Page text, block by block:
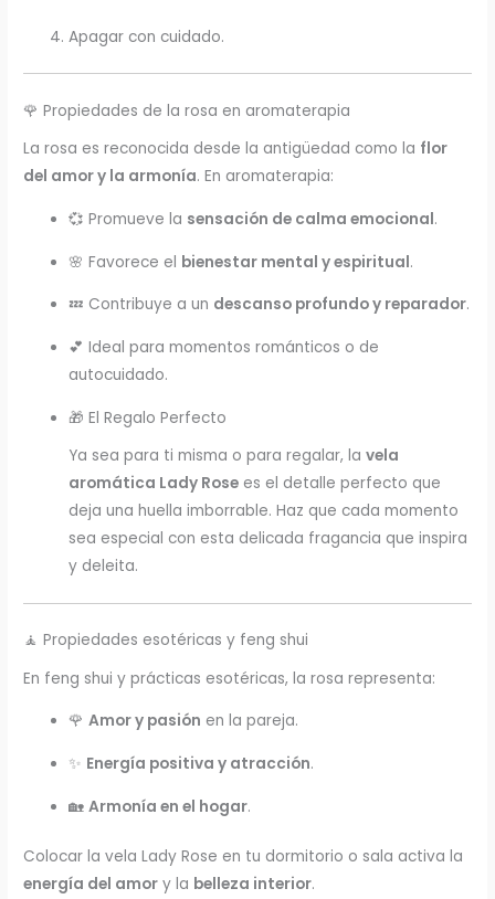
Apagar con cuidado.
🌹 Propiedades de la rosa en aromaterapia
La rosa es reconocida desde la antigüedad como la flor
del amor y la armonía. En aromaterapia:
💞 Promueve la sensación de calma emocional.
🌸 Favorece el bienestar mental y espiritual.
💤 Contribuye a un descanso profundo y reparador.
💕 Ideal para momentos románticos o de
autocuidado.
🎁 El Regalo Perfecto
Ya sea para ti misma o para regalar, lavela
aromática Lady Rose es el detalle perfecto que
deja una huella imborrable. Haz que cada momento
sea especial con esta delicada fragancia que inspira
y deleita.
🧘 Propiedades esotéricas y feng shui
En feng shui y prácticas esotéricas, la rosa representa:
🌹Amor y pasión en la pareja.
✨ Energía positiva y atracción.
🏡Armonía en el hogar.
Colocar la vela Lady Rose en tu dormitorio o sala activa la
energía del amor y la belleza interior.